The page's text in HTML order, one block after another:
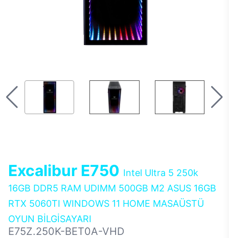
Excalibur E750 Intel Ultra 5 250k
16GB DDR5 RAM UDIMM 500GB M2 ASUS 16GB
RTX 5060TI WINDOWS 11 HOME MASAÜSTÜ
OYUN BİLGİSAYARI
E75Z.250K-BET0A-VHD